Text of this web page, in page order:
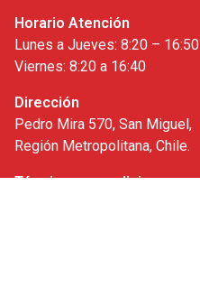
Horario Atención
Lunes a Jueves: 8:20 – 16:50
Viernes: 8:20 a 16:40
Dirección
Pedro Mira 570, San Miguel,
Región Metropolitana, Chile.
Términos y condiciones